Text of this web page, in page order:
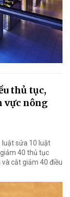
thủ tục,
vực nông
luật sửa 10 luật
40 thủ tục
cắt giảm 40 điều